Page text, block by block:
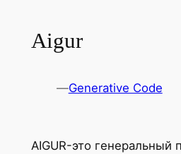
Aigur
—Generative Code
AIGUR-это